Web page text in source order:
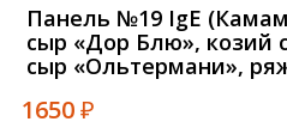
Врачи
Получить результат
Пациентам
Панель №19 IgE
сыр «Дор Блю», козий
сыр «Ольтермани»,
1650₽